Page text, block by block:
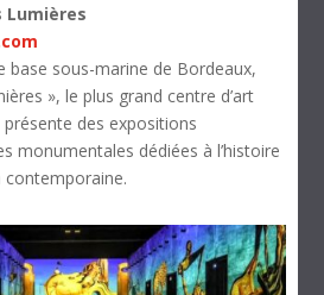
Lumières
base sous-marine de Bordeaux,
», le plus grand centre d’art
des expositions
monumentales dédiées à l’histoire
contemporaine.